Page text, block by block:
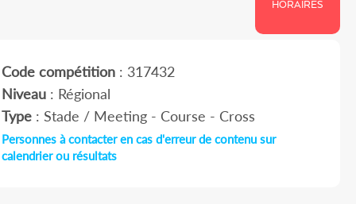
HORAIRES
Code compétition: 317432
Niveau: Régional
Type: Stade / Meeting - Course - Cross
Personnes à contacter en cas d'erreur de contenu sur
calendrier ou résultats